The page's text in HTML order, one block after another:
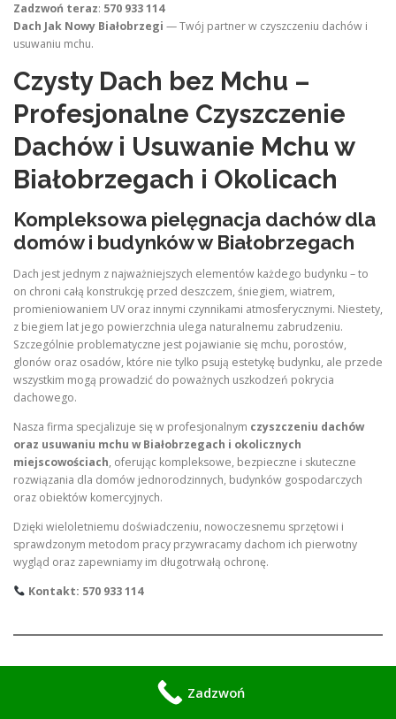
Zadzwoń teraz: 570 933 114
Dach Jak Nowy Białobrzegi — Twój partner w czyszczeniu dachów i
usuwaniu mchu.
Czysty Dach bez Mchu –
Profesjonalne Czyszczenie
Dachów i Usuwanie Mchu w
Białobrzegach i Okolicach
Kompleksowa pielęgnacja dachów dla
domów i budynków w Białobrzegach
Dach jest jednym z najważniejszych elementów każdego budynku – to
on chroni całą konstrukcję przed deszczem, śniegiem, wiatrem,
promieniowaniem UV oraz innymi czynnikami atmosferycznymi. Niestety,
z biegiem lat jego powierzchnia ulega naturalnemu zabrudzeniu.
Szczególnie problematyczne jest pojawianie się mchu, porostów,
glonów oraz osadów, które nie tylko psują estetykę budynku, ale przede
wszystkim mogą prowadzić do poważnych uszkodzeń pokrycia
dachowego.
Nasza firma specjalizuje się w profesjonalnym czyszczeniu dachów
oraz usuwaniu mchu w Białobrzegach i okolicznych
miejscowościach, oferując kompleksowe, bezpieczne i skuteczne
rozwiązania dla domów jednorodzinnych, budynków gospodarczych
oraz obiektów komercyjnych.
Dzięki wieloletniemu doświadczeniu, nowoczesnemu sprzętowi i
sprawdzonym metodom pracy przywracamy dachom ich pierwotny
wygląd oraz zapewniamy im długotrwałą ochronę.
Kontakt: 570 933 114
Dlaczego czyszczenie dachu
Zadzwoń